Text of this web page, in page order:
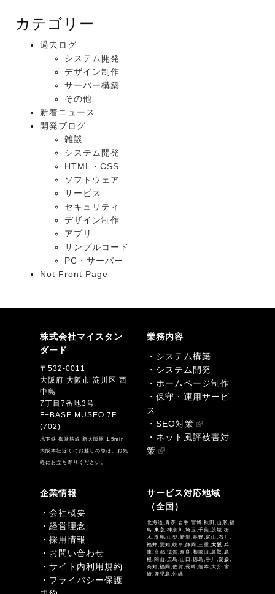
カテゴリー
過去ログ
システム開発
デザイン制作
サーバー構築
その他
新着ニュース
開発ブログ
雑談
システム開発
HTML・CSS
ソフトウェア
サービス
セキュリティ
デザイン制作
アプリ
サンプルコード
PC・サーバー
Not Front Page
株式会社マイスタン
ダード
〒532-0011
大阪府 大阪市 淀川区 西
中島
7丁目7番地3号
F+BASE MUSEO 7F
(702)
地下鉄 御堂筋線 新大阪駅 1.5min
大阪本社近くにお越しの際は、お気
軽にお立ち寄りください。
業務内容
・システム構築
・システム開発
・ホームページ制作
・保守・運用サービ
ス
・SEO対策
・ネット風評被害対
策
企業情報
・会社概要
・経営理念
・採用情報
・お問い合わせ
・サイト内利用規約
・プライバシー保護
サービス対応地域
（全国）
北海道,青森,岩手,宮城,秋田,山形,福
島,東京,神奈川,埼玉,千葉,茨城,栃
木,群馬,山梨,新潟,長野,富山,石川,
福井,愛知,岐阜,静岡,三重,大阪,兵
庫,京都,滋賀,奈良,和歌山,鳥取,島
根,岡山,広島,山口,徳島,香川,愛媛,
高知,福岡,佐賀,長崎,熊本,大分,宮
崎,鹿児島,沖縄